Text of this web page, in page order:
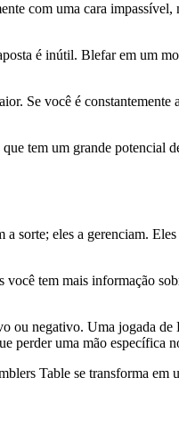
com uma cara impassível,
é inútil. Blefar em um
Se você é constantemente
tem um grande potencial
sorte; eles a gerenciam.
tem mais informação
ou negativo. Uma jogada
perder uma mão específica
Table se transforma em